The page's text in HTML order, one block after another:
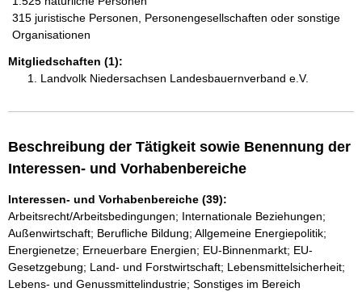
315 juristische Personen, Personengesellschaften oder sonstige
Organisationen
Mitgliedschaften (1):
Landvolk Niedersachsen Landesbauernverband e.V.
Beschreibung der Tätigkeit sowie Benennung der
Interessen- und Vorhabenbereiche
Interessen- und Vorhabenbereiche (39):
Arbeitsrecht/Arbeitsbedingungen; Internationale Beziehungen;
Außenwirtschaft; Berufliche Bildung; Allgemeine Energiepolitik;
Energienetze; Erneuerbare Energien; EU-Binnenmarkt; EU-
Gesetzgebung; Land- und Forstwirtschaft; Lebensmittelsicherheit;
Lebens- und Genussmittelindustrie; Sonstiges im Bereich